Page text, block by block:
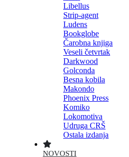
Libellus
Strip-agent
Ludens
Bookglobe
Čarobna knjiga
Veseli četvrtak
Darkwood
Golconda
Besna kobila
Makondo
Phoenix Press
Komiko
Lokomotiva
Udruga CRŠ
Ostala izdanja
NOVOSTI